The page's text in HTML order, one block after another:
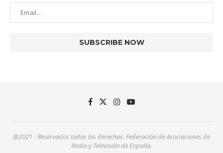
@2021 - Reservados todos los derechos. Federación de Asociaciones de
Radio y Televisión de España.